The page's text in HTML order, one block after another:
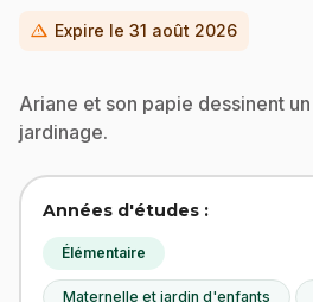
warning Expire le 31 août 2026
Ariane et son papie dessinent
jardinage.
Années d'études :
Élémentaire
Maternelle et jardin d'enfants